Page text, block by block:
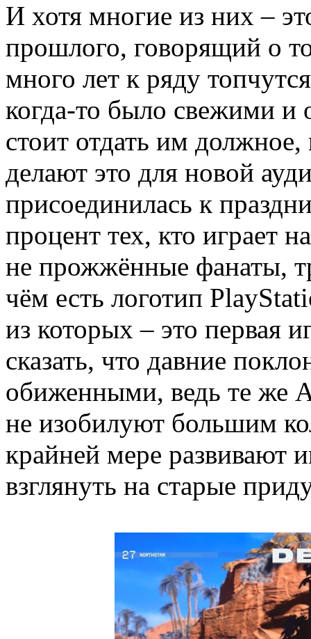
И хотя многие из них –
прошлого, говорящий о
много лет к ряду
когда-то было свежими
стоит отдать им
делают это для новой
присоединилась к
процент тех, кто играет
не прожжённые фанаты,
чём есть логотип
из которых – это первая
сказать, что давние
обиженными, ведь те же
не изобилуют большим
крайней мере развивают
взглянуть на старые